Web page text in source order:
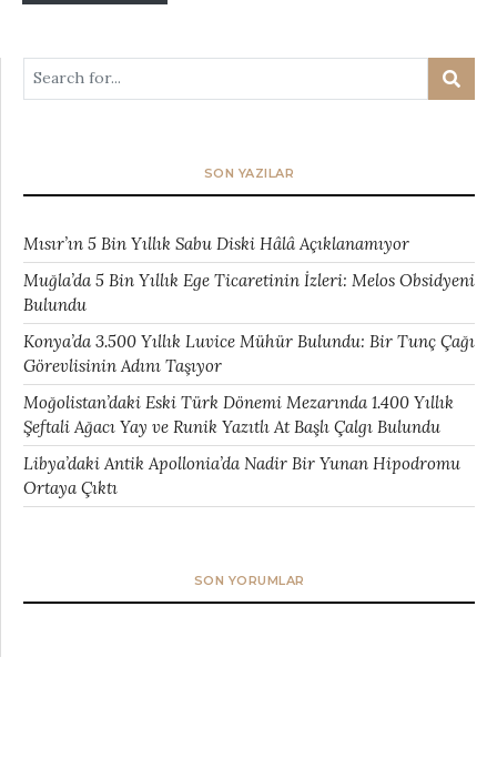
SON YAZILAR
Mısır’ın 5 Bin Yıllık Sabu Diski Hâlâ Açıklanamıyor
Muğla’da 5 Bin Yıllık Ege Ticaretinin İzleri: Melos Obsidyeni
Bulundu
Konya’da 3.500 Yıllık Luvice Mühür Bulundu: Bir Tunç Çağı
Görevlisinin Adını Taşıyor
Moğolistan’daki Eski Türk Dönemi Mezarında 1.400 Yıllık
Şeftali Ağacı Yay ve Runik Yazıtlı At Başlı Çalgı Bulundu
Libya’daki Antik Apollonia’da Nadir Bir Yunan Hipodromu
Ortaya Çıktı
SON YORUMLAR